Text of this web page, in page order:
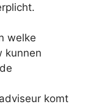
welke
kunnen
komt